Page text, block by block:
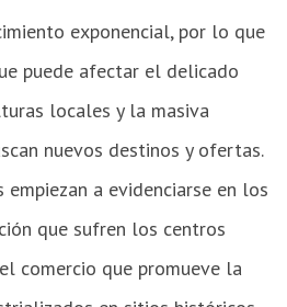
exponencial, por lo que
puede afectar el delicado
locales y la masiva
nuevos destinos y ofertas.
empiezan a evidenciarse en los
que sufren los centros
comercio que promueve la